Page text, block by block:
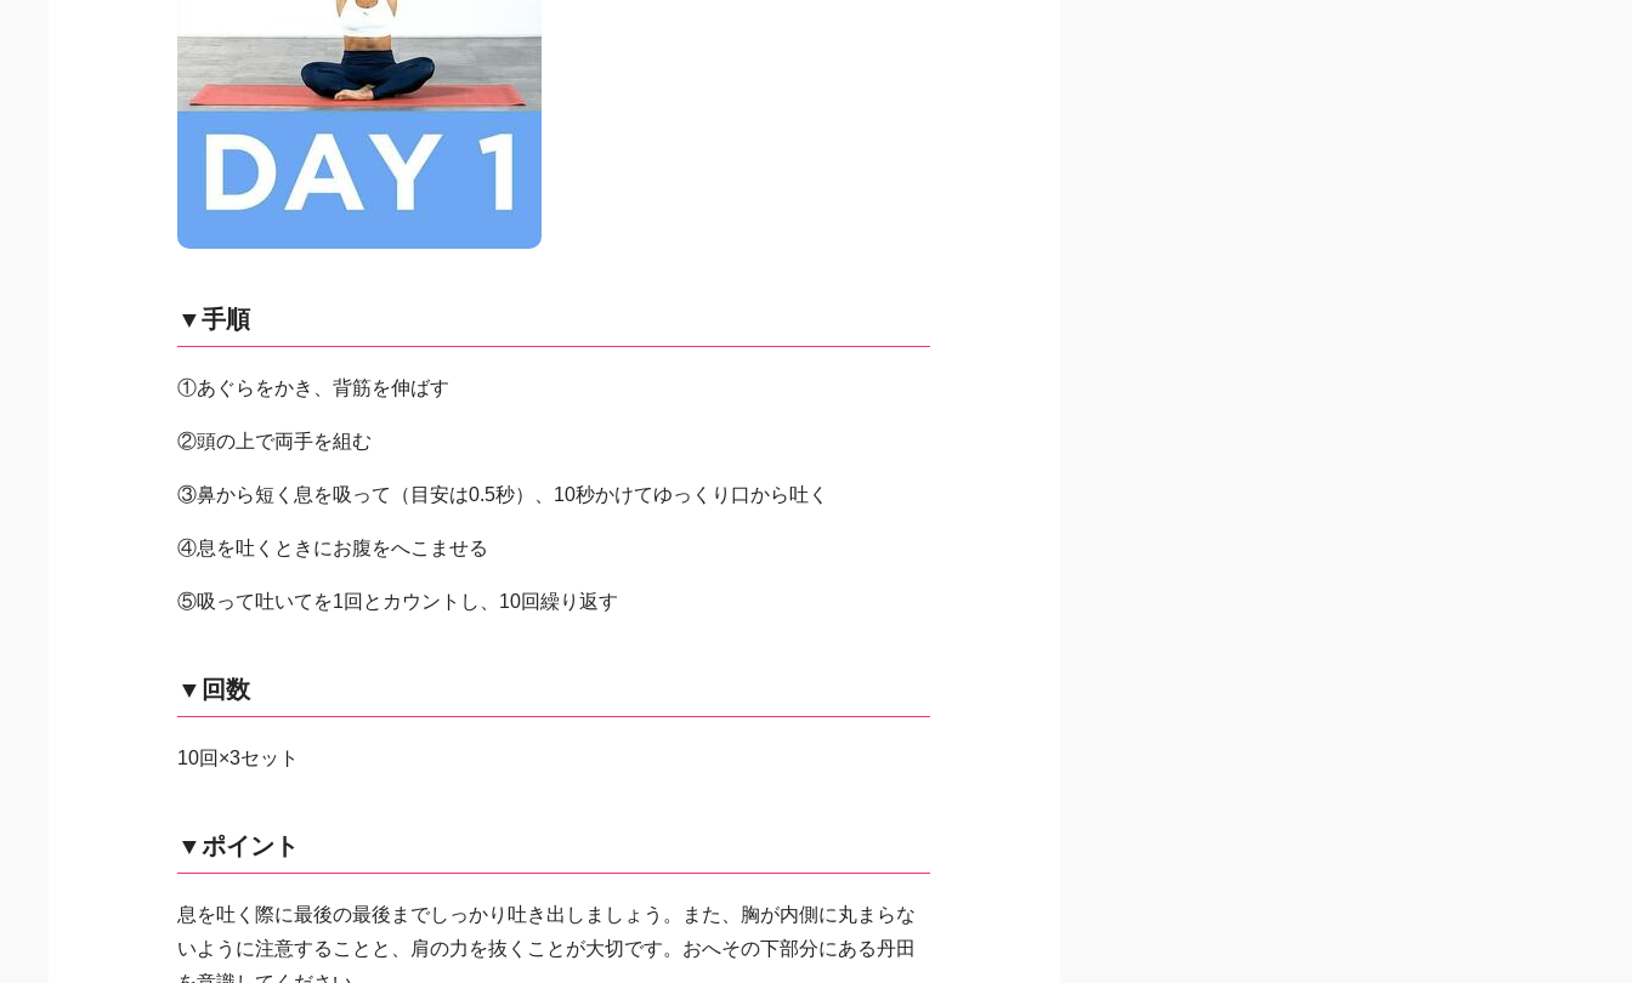
▼手順
①あぐらをかき、背筋を伸ばす
②頭の上で両手を組む
③鼻から短く息を吸って（目安は0.5秒）、10秒かけてゆっくり口から吐く
④息を吐くときにお腹をへこませる
⑤吸って吐いてを1回とカウントし、10回繰り返す
▼回数
10回×3セット
▼ポイント
息を吐く際に最後の最後までしっかり吐き出しましょう。また、胸が内側に丸まらな
いように注意することと、肩の力を抜くことが大切です。おへその下部分にある丹田